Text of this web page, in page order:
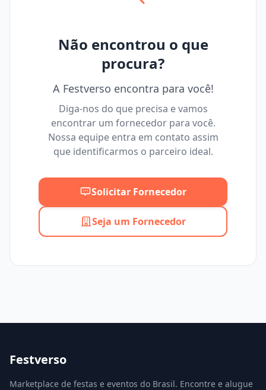
Máximo
Não encontrou o que
procura?
A Festverso encontra para você!
Diga-nos do que precisa e vamos
encontrar um fornecedor para você.
Nossa equipe entra em contato assim
que identificarmos o parceiro ideal.
Solicitar Fornecedor
Seja um Fornecedor
Festverso
Marketplace de festas e eventos do Brasil. Encontre e alugue